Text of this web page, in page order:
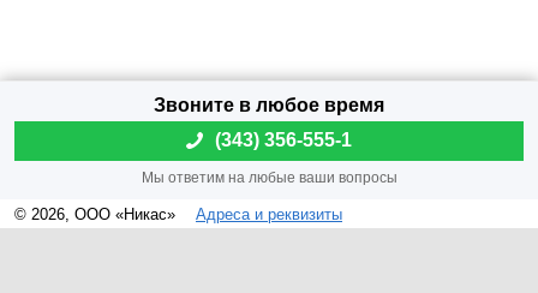
© 2026, ООО «Никас» Адреса и реквизиты
(343) 356-555-1